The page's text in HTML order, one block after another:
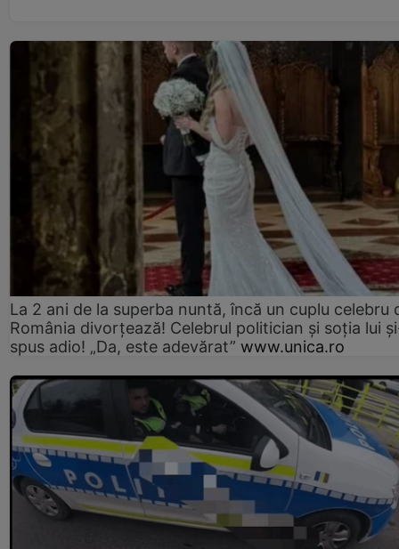
La 2 ani de la superba nuntă, încă un cuplu celebru
România divorțează! Celebrul politician și soția lui
spus adio! „Da, este adevărat” www.unica.ro